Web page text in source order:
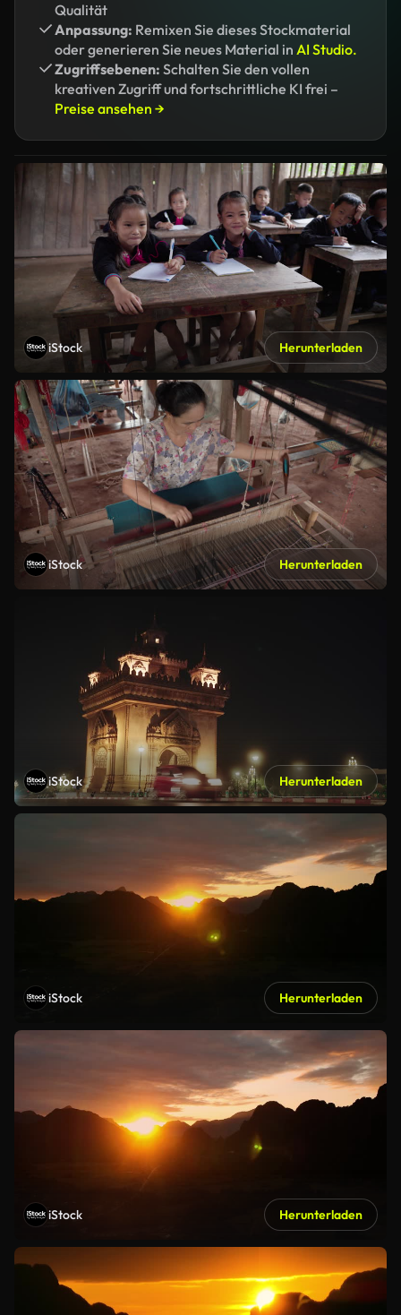
Qualität
Anpassung: Remixen Sie dieses Stockmaterial
oder generieren Sie neues Material in AI Studio.
Zugriffsebenen: Schalten Sie den vollen
kreativen Zugriff und fortschrittliche KI frei –
Preise ansehen →
iStock Herunterladen
iStock Herunterladen
iStock Herunterladen
iStock Herunterladen
iStock Herunterladen